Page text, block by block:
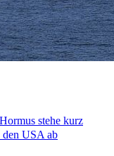
stehe kurz
den USA ab